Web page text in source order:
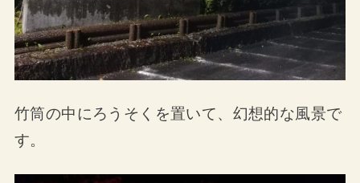
竹筒の中にろうそくを置いて、幻想的な風景で
す。